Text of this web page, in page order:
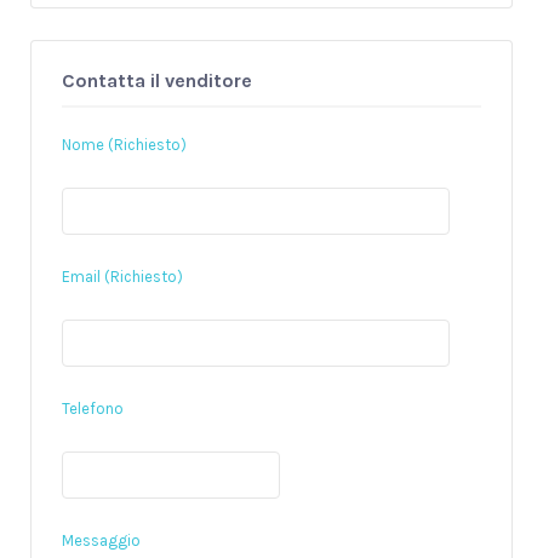
Contatta il venditore
Nome (Richiesto)
Email (Richiesto)
Telefono
Messaggio